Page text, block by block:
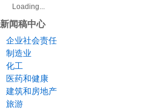
Loading...
新闻稿中心
企业社会责任
制造业
化工
医药和健康
建筑和房地产
旅游